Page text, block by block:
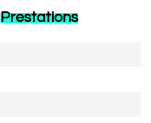
Prestations